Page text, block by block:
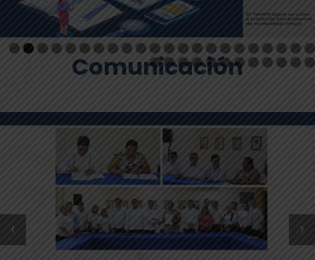
Comunicación
‹ ›